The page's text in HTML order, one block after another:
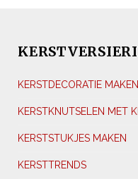
KERSTDECORATIE MAKEN
KERSTKNUTSELEN MET
KERSTSTUKJES MAKEN
KERSTTRENDS